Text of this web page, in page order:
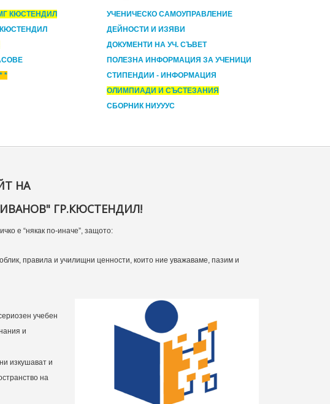
КЮСТЕНДИЛ
*
УЧЕНИЧЕСКО САМОУПРАВЛЕНИЕ
ДЕЙНОСТИ И ИЗЯВИ
ДОКУМЕНТИ НА УЧ. СЪВЕТ
ПОЛЕЗНА ИНФОРМАЦИЯ ЗА УЧЕНИЦИ
СТИПЕНДИИ - ИНФОРМАЦИЯ
ОЛИМПИАДИ И СЪСТЕЗАНИЯ
СБОРНИК НИУУУС
НА
ГР.КЮСТЕНДИЛ!
е “някак по-иначе”, защото:
правила и училищни ценности, които ние уважаваме, пазим и
учебен
и
изкушават и
на